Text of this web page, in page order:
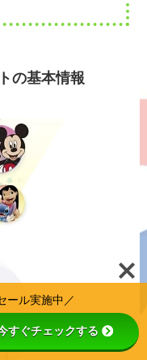
の基本情報
ール実施中／
すぐチェックする